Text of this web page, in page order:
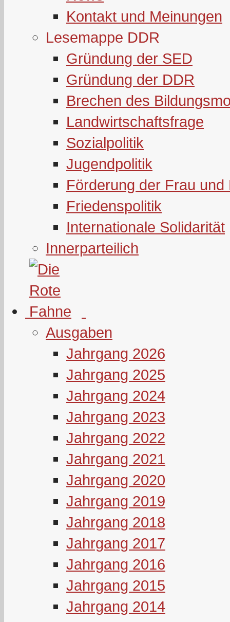
Kontakt und Meinungen
Lesemappe DDR
Gründung der SED
Gründung der DDR
Brechen des
Landwirtschaftsfrage
Sozialpolitik
Jugendpolitik
Förderung der Frau und
Friedenspolitik
Internationale Solidarität
Innerparteilich
Ausgaben
Jahrgang 2026
Jahrgang 2025
Jahrgang 2024
Jahrgang 2023
Jahrgang 2022
Jahrgang 2021
Jahrgang 2020
Jahrgang 2019
Jahrgang 2018
Jahrgang 2017
Jahrgang 2016
Jahrgang 2015
Jahrgang 2014